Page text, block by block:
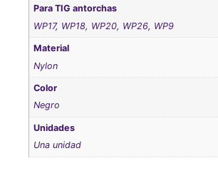
Para TIG antorchas
WP17, WP18, WP20, WP26, WP9
Material
Nylon
Color
Negro
Unidades
Una unidad